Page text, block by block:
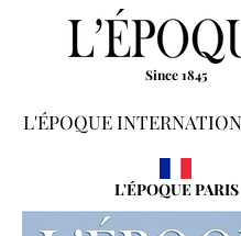
Since 1845
L'ÉPOQUE
L'ÉPOQUE PARIS